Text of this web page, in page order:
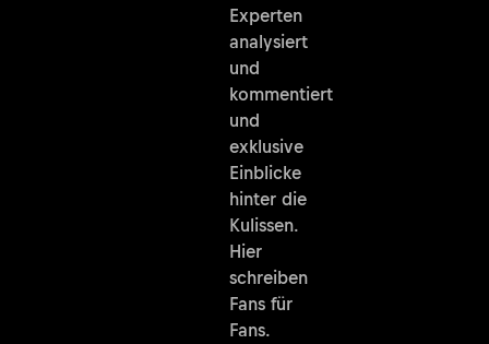
Experten
analysiert
und
kommentiert
und
exklusive
Einblicke
hinter die
Kulissen.
Hier
schreiben
Fans für
Fans.